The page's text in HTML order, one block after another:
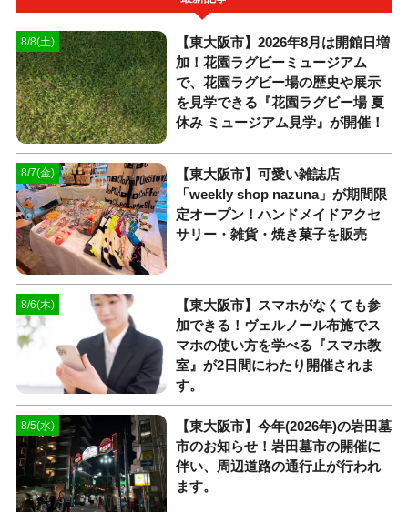
8/8(土)
【東大阪市】2026年8月は開館日増
加！花園ラグビーミュージアム
で、花園ラグビー場の歴史や展示
を見学できる『花園ラグビー場 夏
休み ミュージアム見学』が開催！
8/7(金)
【東大阪市】可愛い雑誌店
「weekly shop nazuna」が期間限
定オープン！ハンドメイドアクセ
サリー・雑貨・焼き菓子を販売
8/6(木)
【東大阪市】スマホがなくても参
加できる！ヴェルノール布施でス
マホの使い方を学べる『スマホ教
室』が2日間にわたり開催されま
す。
8/5(水)
【東大阪市】今年(2026年)の岩田墓
市のお知らせ！岩田墓市の開催に
伴い、周辺道路の通行止が行われ
ます。